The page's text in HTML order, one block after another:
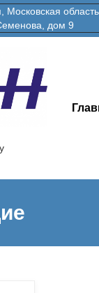
область,
дом 9